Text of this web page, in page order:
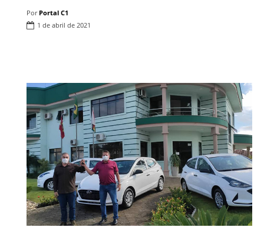
Por Portal C1
1 de abril de 2021